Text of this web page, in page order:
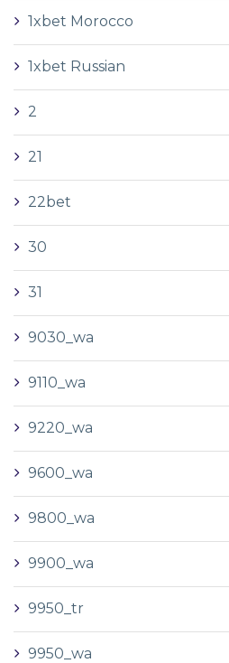
1xbet Morocco
1xbet Russian
2
21
22bet
30
31
9030_wa
9110_wa
9220_wa
9600_wa
9800_wa
9900_wa
9950_tr
9950_wa